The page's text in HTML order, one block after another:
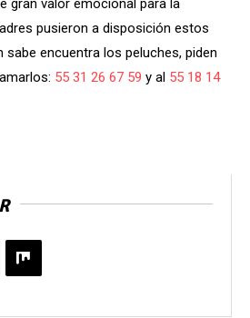
gran valor emocional para la
pusieron a disposición estos
sabe encuentra los peluches, piden
55 31 26 67 59 y al 55 18 14